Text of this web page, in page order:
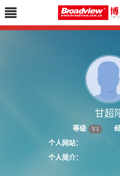
甘超
等级 V1
个人网站：
个人简介：